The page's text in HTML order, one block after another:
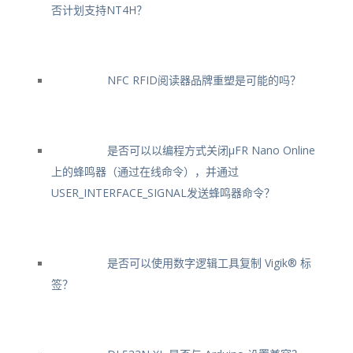
否计划支持NT4H？
NFC RFID阅读器品牌重塑是可能的吗？
是否可以以编程方式关闭μFR Nano Online
上的蜂鸣器（通过在线命令），并通过
USER_INTERFACE_SIGNAL发送蜂鸣器命令？
是否可以使用数字逻辑工具复制 Vigik® 标
签？